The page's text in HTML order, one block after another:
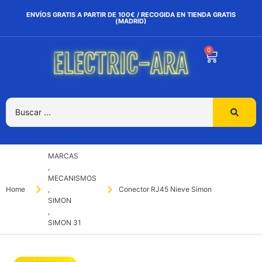
ENVÍOS GRATIS A PARTIR DE 100€ / RECOGIDA EN TIENDA GRATIS
(MADRID)
0
Home
MARCAS
,
MECANISMOS
,
SIMON
,
SIMON 31
Conector RJ45 Nieve Simon